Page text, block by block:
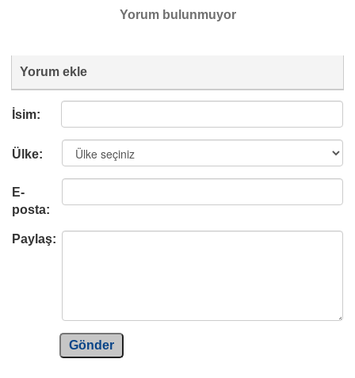
Yorum bulunmuyor
Yorum ekle
İsim:
Ülke:
E-
posta:
Paylaş:
Gönder